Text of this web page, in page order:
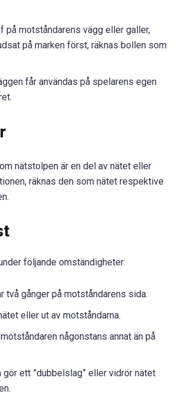
på motståndarens vägg eller galler,
på marken först, räknas bollen som
får användas på spelarens egen
nätstolpen är en del av nätet eller
räknas den som nätet respektive
följande omständigheter:
två gånger på motståndarens sida.
eller ut av motståndarna.
någonstans annat än på
gör ett ”dubbelslag” eller vidrör nätet